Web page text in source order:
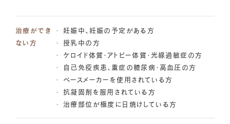
治療ができ
ない方
妊娠中、妊娠の予定がある方
授乳中の方
ケロイド体質・アトピー体質・光線過敏症の方
自己免疫疾患、重症の糖尿病・高血圧の方
ペースメーカーを使用されている方
抗凝固剤を服用されている方
治療部位が極度に日焼けしている方